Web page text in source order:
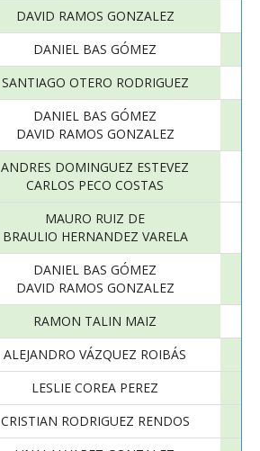
DAVID RAMOS GONZALEZ
DANIEL BAS GÓMEZ
SANTIAGO OTERO RODRIGUEZ
DANIEL BAS GÓMEZ
DAVID RAMOS GONZALEZ
ANDRES DOMINGUEZ ESTEVEZ
CARLOS PECO COSTAS
MAURO RUIZ DE
BRAULIO HERNANDEZ VARELA
DANIEL BAS GÓMEZ
DAVID RAMOS GONZALEZ
RAMON TALIN MAIZ
ALEJANDRO VÁZQUEZ ROIBÁS
LESLIE COREA PEREZ
CRISTIAN RODRIGUEZ RENDOS